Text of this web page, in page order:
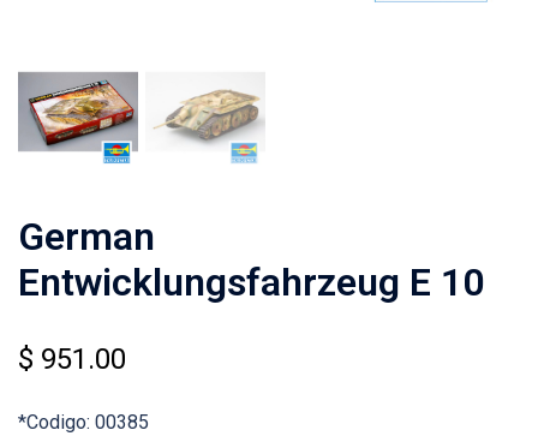
German
Entwicklungsfahrzeug E 10
$ 951.00
*Codigo: 00385